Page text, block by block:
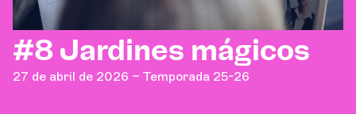
#8 Jardines mágicos
27 de abril de 2026 – Temporada 25-26